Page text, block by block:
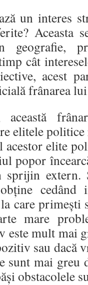
un interes
Aceasta
geografie,
cât
acest
frânarea
elitele
acestor elite
popor
sprijin
cedând
care
mare
este mult mai
sau dacă
sunt mai greu
obstacolele